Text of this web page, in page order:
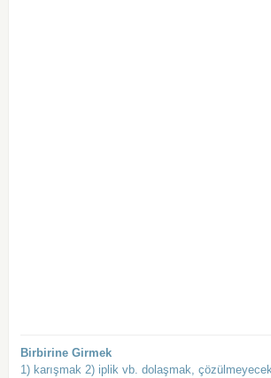
Birbirine Girmek
1) karışmak 2) iplik vb. dolaşmak,